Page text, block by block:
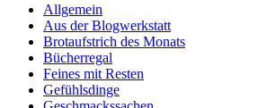
Allgemein
Aus der Blogwerkstatt
Brotaufstrich des Monats
Bücherregal
Feines mit Resten
Gefühlsdinge